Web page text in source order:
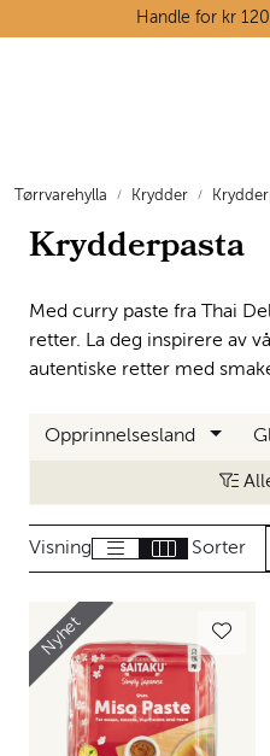
Skip to main contentHandle for kr
Tørrvarehylla Krydder
Krydderpasta
Med curry paste fra Thai
retter. La deg inspirere av
autentiske retter med
Opprinnelsesland
Visning Sorter
Nyhet
Tørrvarehylla
Oppskrifter
Kunnskapshjørnet